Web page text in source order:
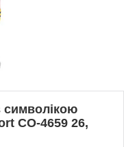
символікою
CO-4659 26,